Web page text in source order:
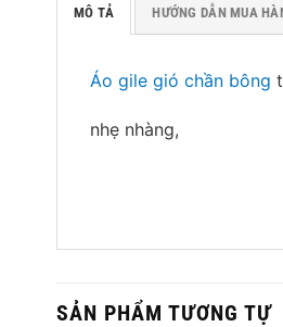
MÔ TẢ HƯỚNG DẪN MUA
Áo gile gió chần bông
nhẹ nhàng,
SẢN PHẨM TƯƠNG TỰ